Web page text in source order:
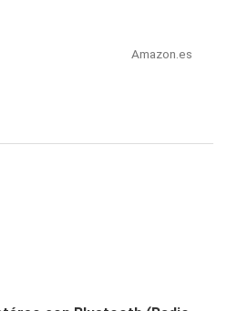
Amazon.es